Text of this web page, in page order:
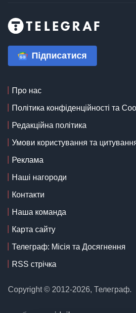
Підписатися
Про нас
Політика конфіденційності та
Редакційна політика
Умови користування та
Реклама
Наші нагороди
Контакти
Наша команда
Карта сайту
Телеграф: Місія та Досягнення
RSS стрічка
Copyright © 2012-2026, Телеграф.